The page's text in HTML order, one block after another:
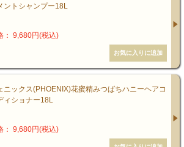
ントシャンプー18L
： 9,680円(税込)
ニックス(PHOENIX)花蜜精みつばちハニーヘアコ
ィショナー18L
： 9,680円(税込)